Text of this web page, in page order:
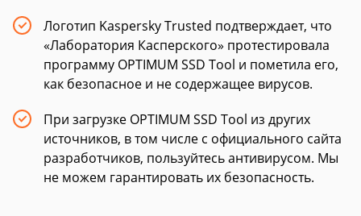
Логотип Kaspersky Trusted подтверждает, что
«Лаборатория Касперского» протестировала
программу OPTIMUM SSD Tool и пометила его,
как безопасное и не содержащее вирусов.
При загрузке OPTIMUM SSD Tool из других
источников, в том числе с официального сайта
разработчиков, пользуйтесь антивирусом. Мы
не можем гарантировать их безопасность.